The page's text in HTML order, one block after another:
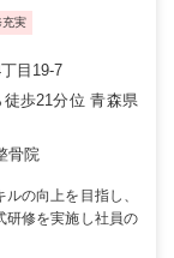
充実
目19-7
歩21分位 青森県
骨院
の向上を目指し、
研修を実施し社員の